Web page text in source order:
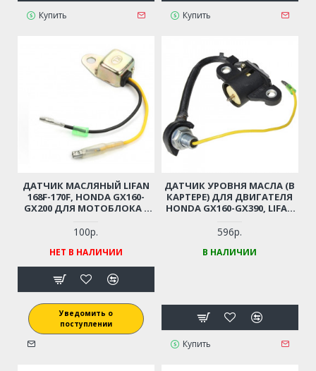
Купить Купить
ДАТЧИК МАСЛЯНЫЙ LIFAN
168F-170F, HONDA GX160-
GX200 ДЛЯ МОТОБЛОКА /
И ПР.
100р.
НЕТ В НАЛИЧИИ
Уведомить о
поступлении
ДАТЧИК УРОВНЯ МАСЛА (В
КАРТЕРЕ) ДЛЯ ДВИГАТЕЛЯ
HONDA GX160-GX390, LIFAN
596р.
В НАЛИЧИИ
Купить